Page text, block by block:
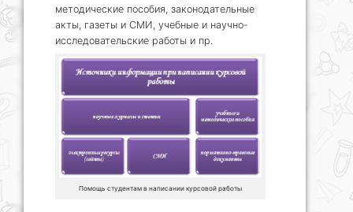
методические пособия, законодательные
акты, газеты и СМИ, учебные и научно-
исследовательские работы и пр.
Помощь студентам в написании курсовой работы